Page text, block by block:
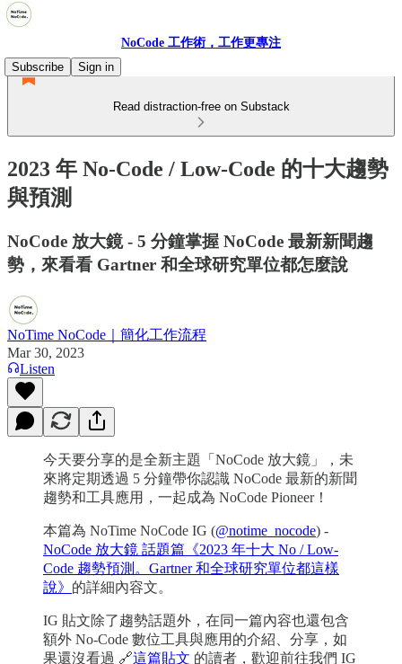
NoCode 工作術，工作更專注
Subscribe
Sign in
Read distraction-free on Substack
2023 年 No-Code / Low-Code 的十大趨勢
與預測
NoCode 放大鏡 - 5 分鐘掌握 NoCode 最新新聞趨
勢，來看看 Gartner 和全球研究單位都怎麼說
NoTime NoCode｜簡化工作流程
Mar 30, 2023
Listen
今天要分享的是全新主題「NoCode 放大鏡」，未
來將定期透過 5 分鐘帶你認識 NoCode 最新的新聞
趨勢和工具應用，一起成為 NoCode Pioneer！
本篇為 NoTime NoCode IG (@notime_nocode) -
NoCode 放大鏡 話題篇《2023 年十大 No / Low-
Code 趨勢預測。Gartner 和全球研究單位都這樣
說》 的詳細內容文。
IG 貼文除了趨勢話題外，在同一篇內容也還包含
額外 No-Code 數位工具與應用的介紹、分享，如
果還沒看過 🔗這篇貼文 的讀者，歡迎前往我們 IG